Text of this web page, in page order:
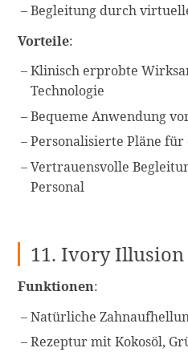
Begleitung durch
Vorteile:
Klinisch erprobte
Technologie
Bequeme Anwendung
Personalisierte Pläne
Vertrauensvolle
Personal
11. Ivory Illusion
Funktionen:
Natürliche
Rezeptur mit Kokosöl,